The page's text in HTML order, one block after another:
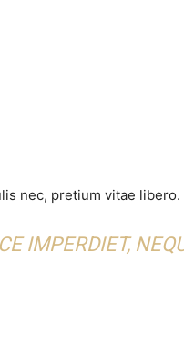
nec, pretium vitae
IMPERDIET,